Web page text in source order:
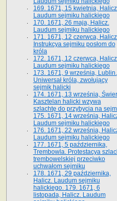
169. 1671, 15 kwietnia,
Laudum sejmiku halickiego
170. 1671, 26 maja, Halicz.
Laudum sejmiku halickiego
171. 1671, 12 czerwca,
Instrukcya sejmiku posłom do
króla
172. 1671, 12 czerwca,
Laudum sejmiku halickiego
173. 1671, 9 września, Lublin.
Uniwersał króla, zwołujący
sejmik halicki
174. 1671, 13 września,
Kasztelan halicki wzywa
szlachtę do przybycia na
175. 1671, 14 września,
Laudum sejmiku halickiego
176. 1671, 22 września,
Laudum sejmiku halickiego
177. 1671, 5 października,
Trembowla. Protestacya
trembowelskiej przeciwko
uchwałom sejmiku
178. 1671, 29 października,
Halicz. Laudum sejmiku
halickiego. 179. 1671, 6
listopada, Halicz. Laudum